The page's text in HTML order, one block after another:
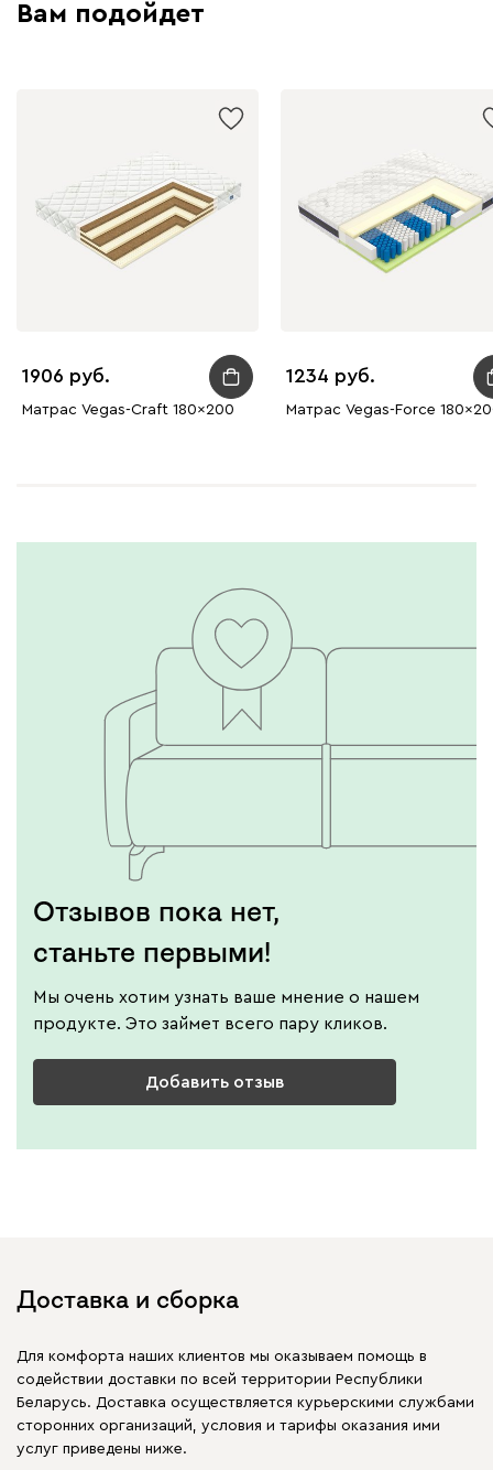
Вам подойдет
1906
Матрас Vegas-Craft 180x200
1234
Матрас Vegas-Force
Отзывов пока нет,
станьте первыми!
Мы очень хотим узнать ваше мнение о нашем
продукте. Это займет всего пару кликов.
Добавить отзыв
Доставка и сборка
Для комфорта наших клиентов мы оказываем помощь в
содействии доставки по всей территории Республики
Беларусь. Доставка осуществляется курьерскими службами
сторонних организаций, условия и тарифы оказания ими
услуг приведены ниже.